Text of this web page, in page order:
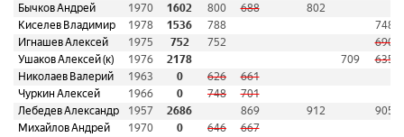
Бычков Андрей
1970 1602 800 688
802
Киселев Владимир
1978 1536 788
748
Игнашев Алексей
1975 752 752
690
Ушаков Алексей (к)
1976 2178 709
635
Николаев Валерий
1963 0 626
661
Чуркин Алексей
1966 0 748
701
Лебедев Александр
1957 2686 869 912
905
Михайлов Андрей
1970 0 646
667